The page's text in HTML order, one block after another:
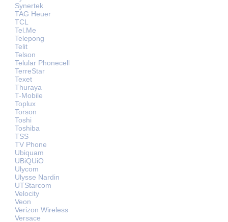
Synertek
TAG Heuer
TCL
Tel.Me
Telepong
Telit
Telson
Telular Phonecell
TerreStar
Texet
Thuraya
T-Mobile
Toplux
Torson
Toshi
Toshiba
TSS
TV Phone
Ubiquam
UBiQUiO
Ulycom
Ulysse Nardin
UTStarcom
Velocity
Veon
Verizon Wireless
Versace